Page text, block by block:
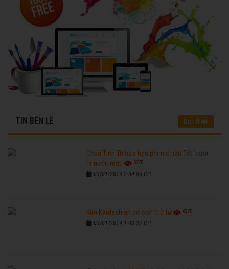
TIN BÊN LỀ Đọc thêm
Châu Tinh Trì hứa hẹn phim chiếu Tết 'cười
ra nước mắt'
6770
03/01/2019 2:04:06 CH
Kim Kardashian có con thứ tư 6270
03/01/2019 1:03:37 CH